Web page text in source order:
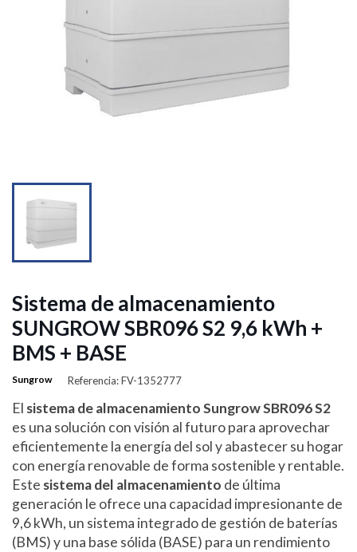
Sistema de almacenamiento
SUNGROW SBR096 S2 9,6 kWh +
BMS + BASE
Sungrow Referencia: FV-1352777
El sistema de almacenamiento Sungrow SBR096 S2
es una solución con visión al futuro para aprovechar
eficientemente la energía del sol y abastecer su hogar
con energía renovable de forma sostenible y rentable.
Este sistema del almacenamiento de última
generación le ofrece una capacidad impresionante de
9,6 kWh, un sistema integrado de gestión de baterías
(BMS) y una base sólida (BASE) para un rendimiento